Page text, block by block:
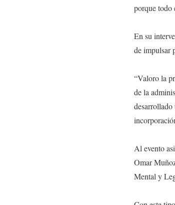
porque todo
En su
de impulsar
“Valoro la
de la
desarrollado
Al evento
Omar
Mental y